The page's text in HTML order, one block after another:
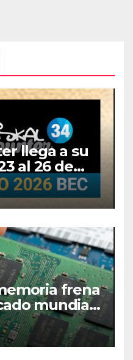
llega a su
al 26 de
frena
mundial